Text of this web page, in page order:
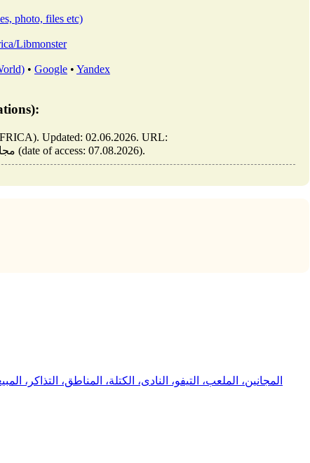
photo, files etc)
Libmonster
• Google • Yandex
https://library.africa/m/articles/view/مجانين-كرة-القدم-2026 (date of access: 07.08.2026).
المجانين، الملعب، التيفو، النادى، الكتلة، المناطق، التذاكر،